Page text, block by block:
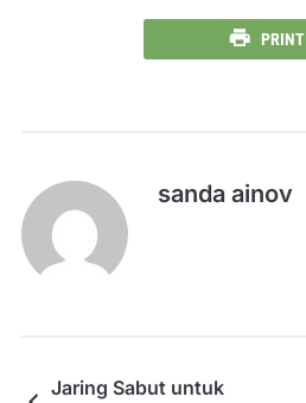
PRINT
sanda ainov
Jaring Sabut untuk